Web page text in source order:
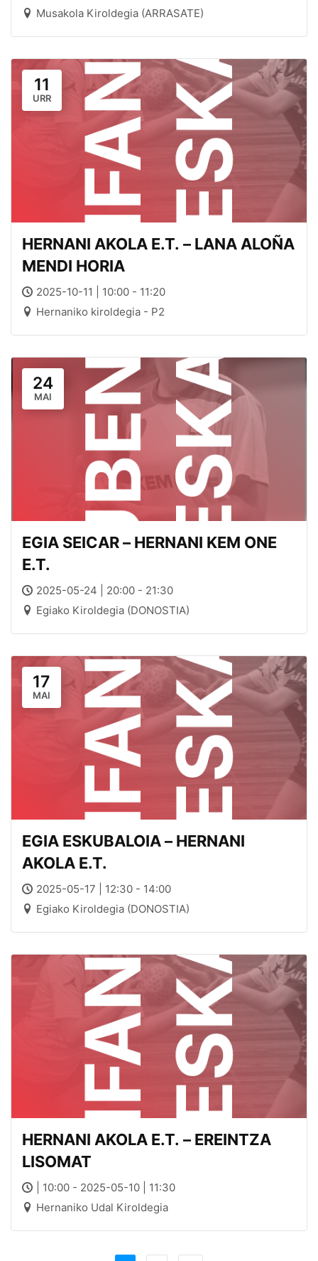
Musakola Kiroldegia (ARRASATE)
11
URR
HERNANI AKOLA E.T. – LANA ALOÑA
MENDI HORIA
2025-10-11 | 10:00 - 11:20
Hernaniko kiroldegia - P2
24
MAI
EGIA SEICAR – HERNANI KEM ONE
E.T.
2025-05-24 | 20:00 - 21:30
Egiako Kiroldegia (DONOSTIA)
17
MAI
EGIA ESKUBALOIA – HERNANI
AKOLA E.T.
2025-05-17 | 12:30 - 14:00
Egiako Kiroldegia (DONOSTIA)
HERNANI AKOLA E.T. – EREINTZA
LISOMAT
| 10:00 - 2025-05-10 | 11:30
Hernaniko Udal Kiroldegia